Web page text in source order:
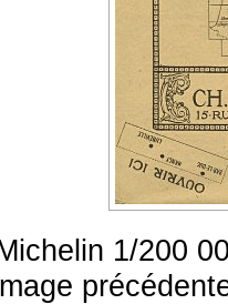
1/200